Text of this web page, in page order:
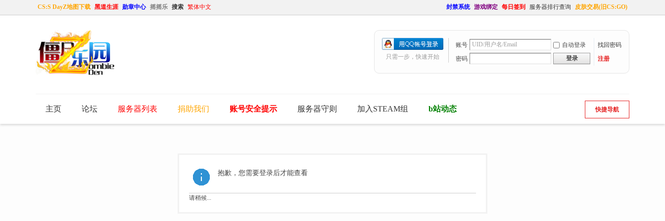
CS:S DayZ地图下载 黑道生涯 勋章中心 摇摇乐 搜索 繁体中文 封禁系统 游戏绑定 每日签到 服务器排行查询 皮肤交易(旧CS:GO)
账号 自动登录
找回密码
密码
登录 注册
只需一步，快速开始
快捷导航
主页 论坛 服务器列表 捐助我们 账号安全提示 服务器守则 加入STEAM组 b站动态
抱歉，您需要登录后才能查看
请稍候...